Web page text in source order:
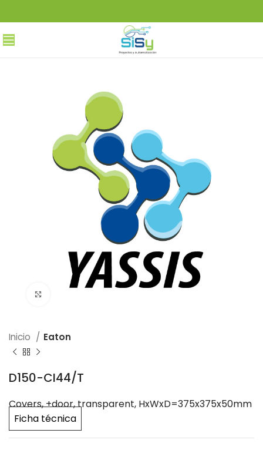
Inicio Eaton
D150-CI44/T
Covers, +door, transparent, HxWxD=375x375x50mm
Ficha técnica